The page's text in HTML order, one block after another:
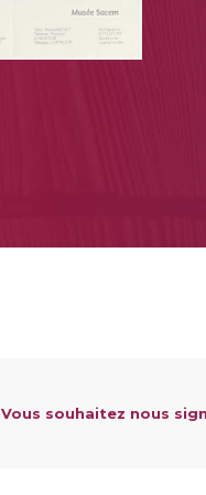
Vous souhaitez nous